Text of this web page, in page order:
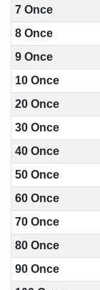
7 Once
8 Once
9 Once
10 Once
20 Once
30 Once
40 Once
50 Once
60 Once
70 Once
80 Once
90 Once